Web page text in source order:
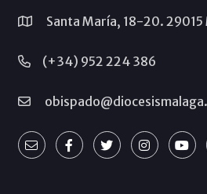
Santa María, 18-20. 29015
(+34) 952 224 386